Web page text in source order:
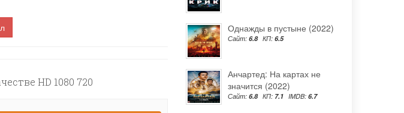
HD 1080 720
Однажды в пустыне (2022)
Сайт: 6.8 КП: 6.5
Анчартед: На картах не
значится (2022)
Сайт: 6.8 КП: 7.1 IMDB: 6.7